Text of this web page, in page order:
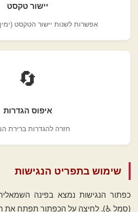
יישור טקסט
אפשרות לשנות יישור הטקסט
🔄
איפוס הגדרות
חזרה להגדרות ברירת
שימוש בתפריט הנגישות
כפתור הנגישות נמצא בפינה
(סמל ♿). לחיצה על הכפתור תפתח את